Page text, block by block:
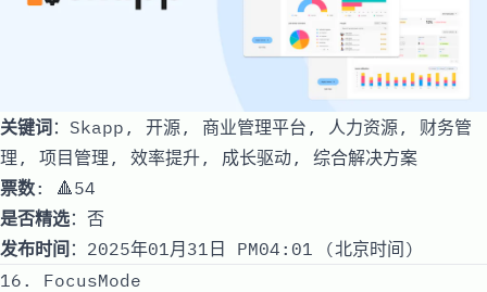
关键词：Skapp, 开源, 商业管理平台, 人力资源, 财务管
理, 项目管理, 效率提升, 成长驱动, 综合解决方案
票数: 🔺54
是否精选：否
发布时间 ：2025年01月31日 PM04:01 (北京时间)
16. FocusMode